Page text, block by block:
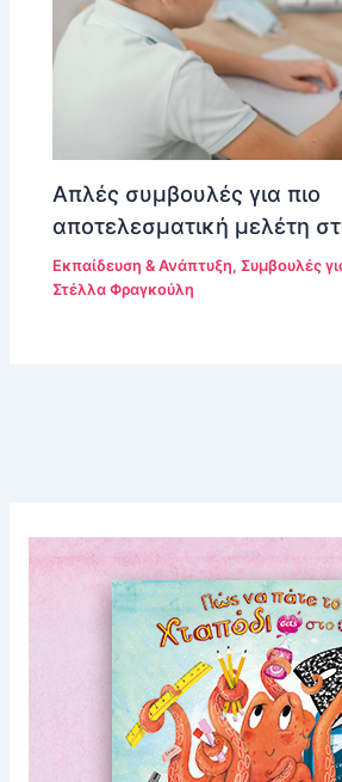
Απλές συμβουλές για πιο
αποτελεσματική μελέτη
Εκπαίδευση & Ανάπτυξη, Συμβουλές
Στέλλα Φραγκούλη